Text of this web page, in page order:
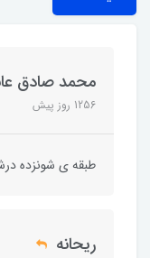
محمد صادق
1256 روز پیش
طبقه ی شونزده
ریحانه